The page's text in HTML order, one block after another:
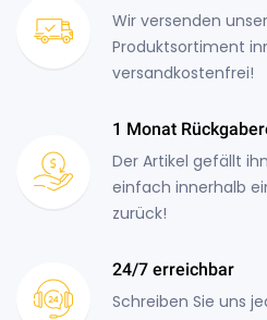
Wir versenden
Produktsortiment
versandkostenfrei!
1 Monat
Der Artikel gefällt
einfach innerhalb
zurück!
24/7 erreichbar
Schreiben Sie uns